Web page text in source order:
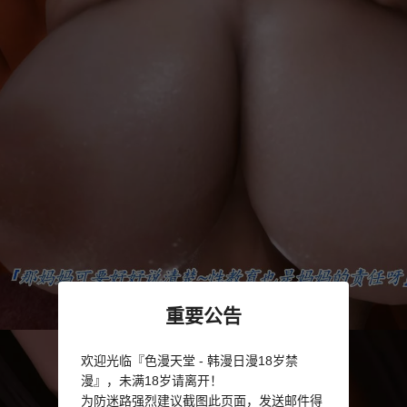
重要公告
欢迎光临『色漫天堂 - 韩漫日漫18岁禁
漫』，未满18岁请离开！
为防迷路强烈建议截图此页面，发送邮件得